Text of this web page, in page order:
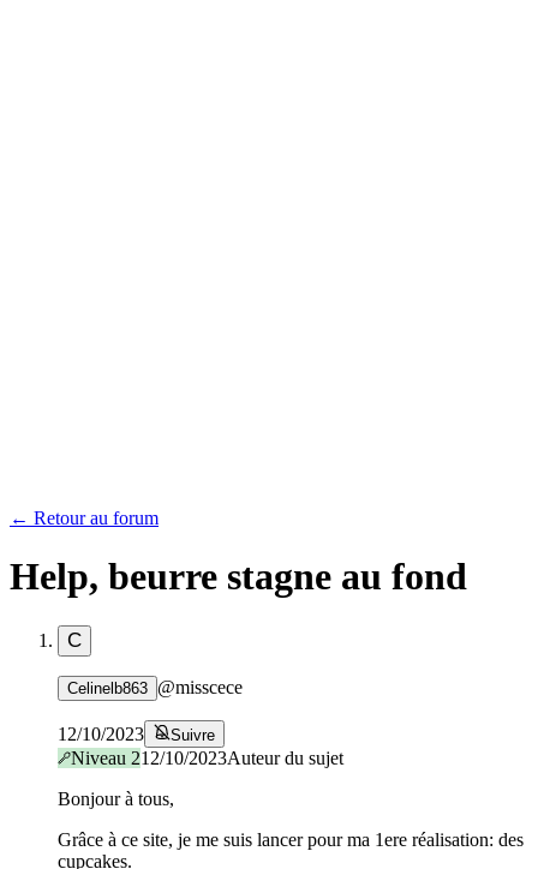
← Retour au forum
Help, beurre stagne au fond
C
Celinelb863 @misscece
12/10/2023 Suivre
Niveau 212/10/2023Auteur du sujet
Bonjour à tous,
Grâce à ce site, je me suis lancer pour ma 1ere réalisation: des
cupcakes.